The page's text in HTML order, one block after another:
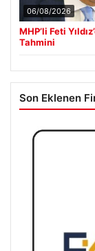
06/08/2026
MHP’li Feti
Tahmini
Son Eklenen